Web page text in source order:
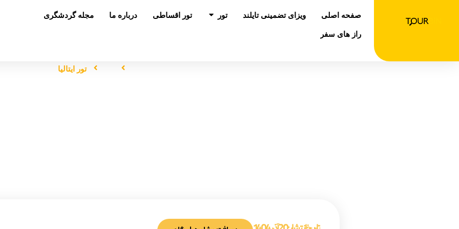
صفحه اصلی ویزای تضمینی تایلند تور باز کردن در تور
تور اقساطی درباره ما
مجله گردشگری
راز های سفر
تور ایتالیا